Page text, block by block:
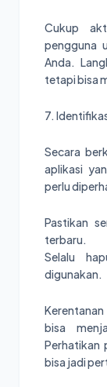
Cukup
pengguna
Anda.
tetapi bisa
7.
Secara
aplikasi
perlu
Pastikan
terbaru.
Selalu
digunakan.
bisa
Perhatikan
bisa jadi